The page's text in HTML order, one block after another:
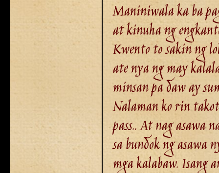
Maniniwala ka ba
at kinuha ng
Kwento to sakin ng
ate nya ng may
minsan pa daw ay
Nalaman ko rin
pass.. At nag asawa
sa bundok ng asawa
mga kalabaw. Isang